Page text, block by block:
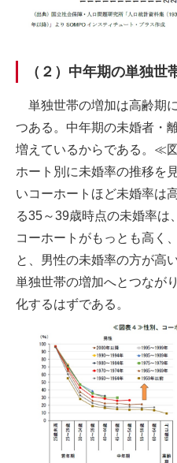
（２）中年期の単独
単独世帯の増加は高齢期
つある。中年期の未婚者・
増えているからである。≪
ホート別に未婚率の推移を
いコーホートほど未婚率は
る35～39歳時点の未婚率は
コーホートがもっとも高く
と、男性の未婚率の方が高
単独世帯の増加へとつなが
化するはずである。